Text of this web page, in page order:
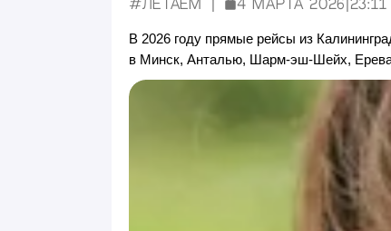
#Летаем Опубликовано:
4 марта 2026 23:11
В 2026 году прямые рейсы из
в Минск, Анталью, Шарм-эш-Шейх,